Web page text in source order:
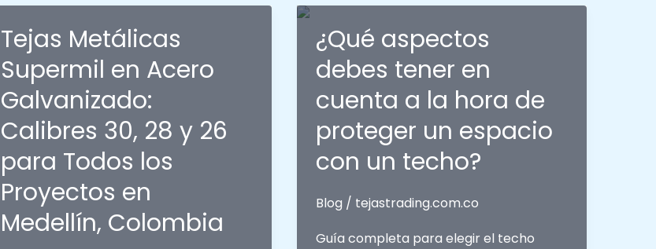
galvanizado
prepintado?
Colombia
Sistemas
Raingo
y
Amazonas
|
Tejas
Tejas Metálicas
Supermil en Acero
Galvanizado:
Calibres 30, 28 y 26
para Todos los
Proyectos en
Medellín, Colombia
¿Qué aspectos
debes tener en
cuenta a la hora de
proteger un espacio
con un techo?
Blog / tejastrading.com.co
Guía completa para elegir el techo